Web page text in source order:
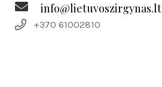
info@lietuvoszirgynas.lt
+370 61002810